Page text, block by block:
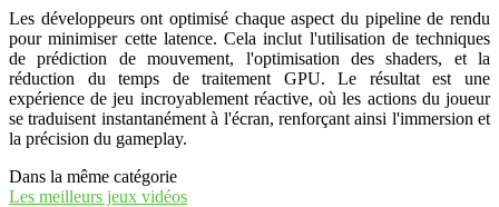
Les développeurs ont optimisé chaque aspect du pipeline de rendu
pour minimiser cette latence. Cela inclut l'utilisation de techniques
de prédiction de mouvement, l'optimisation des shaders, et la
réduction du temps de traitement GPU. Le résultat est une
expérience de jeu incroyablement réactive, où les actions du joueur
se traduisent instantanément à l'écran, renforçant ainsi l'immersion et
la précision du gameplay.
Dans la même catégorie
Les meilleurs jeux vidéos